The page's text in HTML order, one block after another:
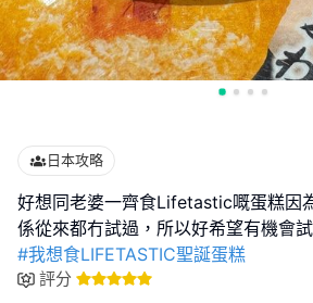
日本攻略
好想同老婆一齊食Lifetastic嘅蛋糕因
#我想食LIFETASTIC聖誕蛋糕
評分